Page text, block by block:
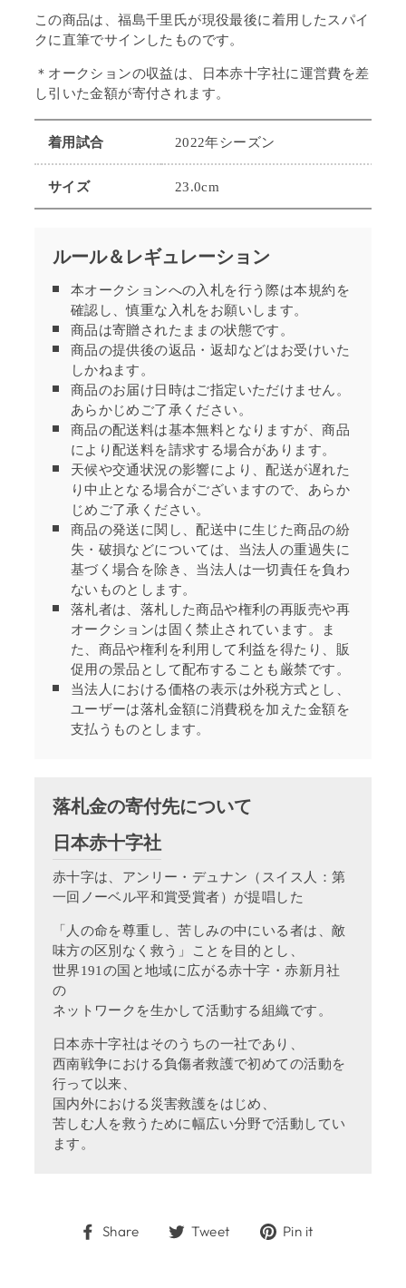
この商品は、福島千里氏が現役最後に着用したスパイ
クに直筆でサインしたものです。
＊オークションの収益は、日本赤十字社に運営費を差
し引いた金額が寄付されます。
着用試合
2022年シーズン
サイズ
23.0cm
ルール＆レギュレーション
本オークションへの入札を行う際は本規約を
確認し、慎重な入札をお願いします。
商品は寄贈されたままの状態です。
商品の提供後の返品・返却などはお受けいた
しかねます。
商品のお届け日時はご指定いただけません。
あらかじめご了承ください。
商品の配送料は基本無料となりますが、商品
により配送料を請求する場合があります。
天候や交通状況の影響により、配送が遅れた
り中止となる場合がございますので、あらか
じめご了承ください。
商品の発送に関し、配送中に生じた商品の紛
失・破損などについては、当法人の重過失に
基づく場合を除き、当法人は一切責任を負わ
ないものとします。
落札者は、落札した商品や権利の再販売や再
オークションは固く禁止されています。ま
た、商品や権利を利用して利益を得たり、販
促用の景品として配布することも厳禁です。
当法人における価格の表示は外税方式とし、
ユーザーは落札金額に消費税を加えた金額を
支払うものとします。
落札金の寄付先について
日本赤十字社
赤十字は、アンリー・デュナン（スイス人：第
一回ノーベル平和賞受賞者）が提唱した
「人の命を尊重し、苦しみの中にいる者は、敵
味方の区別なく救う」ことを目的とし、
世界191の国と地域に広がる赤十字・赤新月社
の
ネットワークを生かして活動する組織です。
日本赤十字社はそのうちの一社であり、
西南戦争における負傷者救護で初めての活動を
行って以来、
国内外における災害救護をはじめ、
苦しむ人を救うために幅広い分野で活動してい
ます。
Share
ShareTweet
TweetPin it